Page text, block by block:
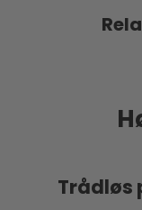
Trådløs